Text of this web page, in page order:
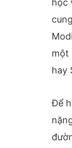
học
một
hay
Để